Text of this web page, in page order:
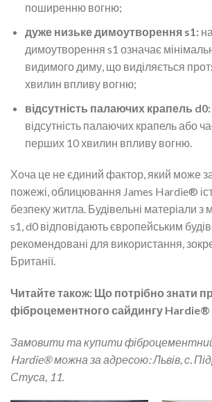
поширенню вогню;
дуже низьке димоутворення s1:
димоутворення s1 означає
видимого диму, що виділяється
хвилин впливу вогню;
відсутність палаючих крапель d0:
відсутність палаючих крапель або
перших 10 хвилин впливу вогню.
Хоча це не єдиний фактор, який може
пожежі, облицювання James Hardie®
безпеку житла. Будівельні матеріали
s1, d0 відповідають європейським
рекомендовані для використання,
Британії.
Читайте також: Що потрібно знати
фіброцементного сайдингу Hardie®
Замовити та купити
Hardie® можна за адресою: Львів, с.
Стуса, 11.